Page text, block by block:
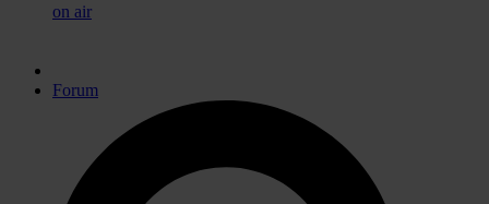
on air
Forum